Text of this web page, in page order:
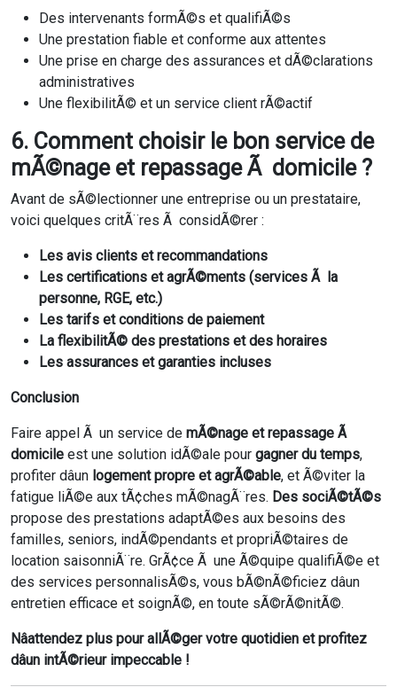
Des intervenants formÃ©s et qualifiÃ©s
Une prestation fiable et conforme aux attentes
Une prise en charge des assurances et dÃ©clarations
administratives
Une flexibilitÃ© et un service client rÃ©actif
6. Comment choisir le bon service de
mÃ©nage et repassage Ã domicile ?
Avant de sÃ©lectionner une entreprise ou un prestataire,
voici quelques critÃ¨res Ã considÃ©rer :
Les avis clients et recommandations
Les certifications et agrÃ©ments (services Ã la
personne, RGE, etc.)
Les tarifs et conditions de paiement
La flexibilitÃ© des prestations et des horaires
Les assurances et garanties incluses
Conclusion
Faire appel Ã un service de mÃ©nage et repassage Ã
domicile est une solution idÃ©ale pour gagner du temps,
profiter dâun logement propre et agrÃ©able, et Ã©viter la
fatigue liÃ©e aux tÃ¢ches mÃ©nagÃ¨res. Des sociÃ©tÃ©s
propose des prestations adaptÃ©es aux besoins des
familles, seniors, indÃ©pendants et propriÃ©taires de
location saisonniÃ¨re. GrÃ¢ce Ã une Ã©quipe qualifiÃ©e et
des services personnalisÃ©s, vous bÃ©nÃ©ficiez dâun
entretien efficace et soignÃ©, en toute sÃ©rÃ©nitÃ©.
Nâattendez plus pour allÃ©ger votre quotidien et profitez
dâun intÃ©rieur impeccable !